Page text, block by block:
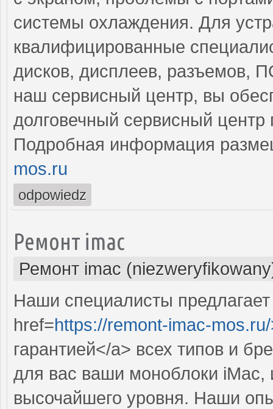
системы охлаждения. Для
квалифицированные
дисков, дисплеев, разъемов,
наш сервисный центр, вы
долговечный сервисный
Подробная информация
mos.ru
odpowiedz
Ремонт imac
Ремонт imac
Наши специалисты
href=https://remont-imac-
гарантией</a> всех типов и
для вас ваши моноблоки iMac,
высочайшего уровня. Наши